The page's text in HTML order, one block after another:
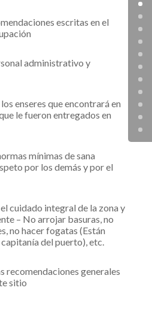
escritas en el
administrativo y
enseres que encontrará en
le fueron entregados en
mínimas de sana
por los demás y por el
cuidado integral de la zona y
– No arrojar basuras, no
no hacer fogatas (Están
del puerto), etc.
recomendaciones generales
sitio